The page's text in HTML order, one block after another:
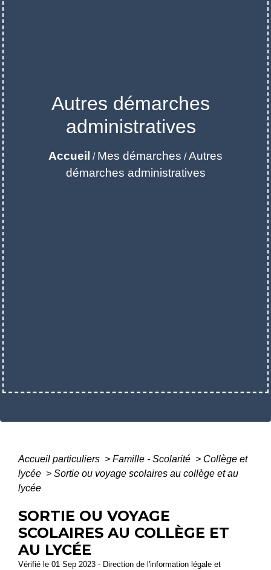
Autres démarches
administratives
Accueil / Mes démarches /Autres
démarches administratives
Accueil particuliers > Famille - Scolarité > Collège et
lycée > Sortie ou voyage scolaires au collège et au
lycée
SORTIE OU VOYAGE
SCOLAIRES AU COLLÈGE ET
AU LYCÉE
Vérifié le 01 Sep 2023 - Direction de l'information légale et